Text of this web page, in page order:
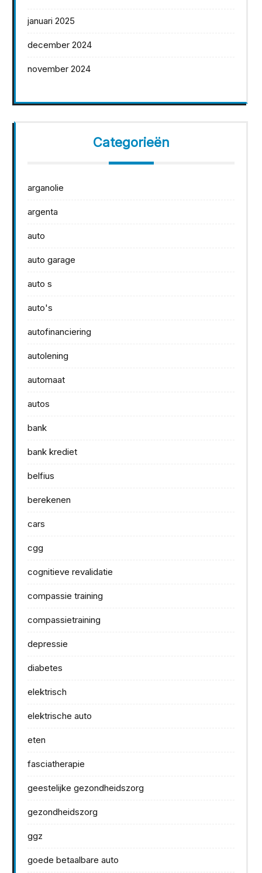
januari 2025
december 2024
november 2024
Categorieën
arganolie
argenta
auto
auto garage
auto s
auto's
autofinanciering
autolening
automaat
autos
bank
bank krediet
belfius
berekenen
cars
cgg
cognitieve revalidatie
compassie training
compassietraining
depressie
diabetes
elektrisch
elektrische auto
eten
fasciatherapie
geestelijke gezondheidszorg
gezondheidszorg
ggz
goede betaalbare auto